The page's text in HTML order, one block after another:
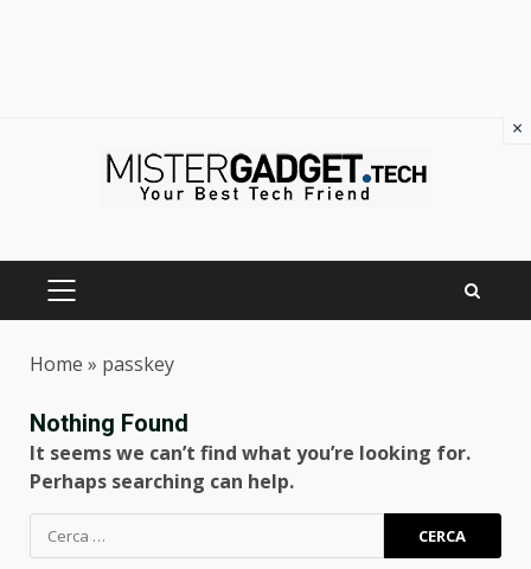
PRIMARY
Home » passkey
Nothing Found
It seems we can’t find what you’re looking for.
Perhaps searching can help.
Ricerca
per:
×